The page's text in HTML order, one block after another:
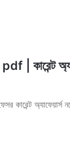
অ্যাফেয়ার্স